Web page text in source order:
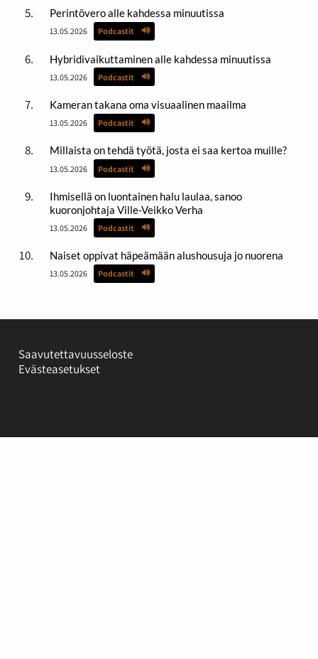
Perintövero alle kahdessa minuutissa
13.05.2026 Podcastit
Hybridivaikuttaminen alle kahdessa minuutissa
13.05.2026 Podcastit
Kameran takana oma visuaalinen maailma
13.05.2026 Podcastit
Millaista on tehdä työtä, josta ei saa kertoa muille?
13.05.2026 Podcastit
Ihmisellä on luontainen halu laulaa, sanoo
kuoronjohtaja Ville-Veikko Verha
13.05.2026 Podcastit
Naiset oppivat häpeämään alushousuja jo nuorena
13.05.2026 Podcastit
Saavutettavuusseloste
Evästeasetukset